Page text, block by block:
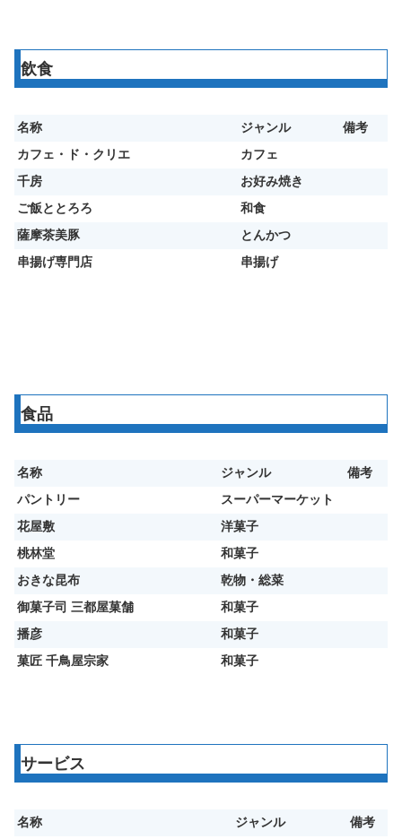
飲食
名称 ジャンル
備考
カフェ・ド・クリエ
カフェ
千房
お好み焼き
ご飯ととろろ
和食
薩摩茶美豚
とんかつ
串揚げ専門店
串揚げ
食品
名称 ジャンル
備考
パントリー
スーパーマーケット
花屋敷
洋菓子
桃林堂
和菓子
おきな昆布
乾物・総菜
御菓子司 三都屋菓舗
和菓子
播彦
和菓子
菓匠 千鳥屋宗家
和菓子
サービス
名称 ジャンル
備考